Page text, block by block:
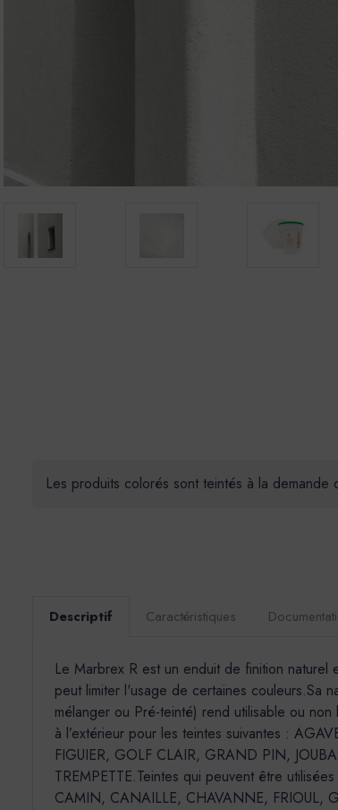
Les produits colorés sont teintés à la
Descriptif Caractéristiques
Le Marbrex R est un enduit de finition
peut limiter l'usage de certaines couleurs.Sa
mélanger ou Pré-teinté) rend utilisable ou
à l’extérieur pour les teintes suivantes :
FIGUIER, GOLF CLAIR, GRAND PIN,
TREMPETTE.Teintes qui peuvent être
CAMIN, CANAILLE, CHAVANNE, FRIOUL,